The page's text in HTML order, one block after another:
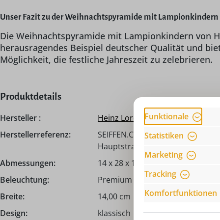
Unser Fazit zu der Weihnachtspyramide mit
Die Weihnachtspyramide mit Lampionkindern von
herausragendes Beispiel deutscher Qualität und
Möglichkeit, die festliche Jahreszeit zu zelebrieren.
Produktdetails
Hersteller :
Heinz Lorenz
Herstellerreferenz:
SEIFFEN.COM by Nestler GmbH,
Hauptstraße 132, 09548 Seiffen,
Abmessungen:
14 x 28 x 14 cm
Beleuchtung:
Premium Pyramidenteelichter,
Breite:
14,00 cm
Design:
klassisch
Funktionale
Statistiken
Marketing
Tracking
Komfortfunktionen